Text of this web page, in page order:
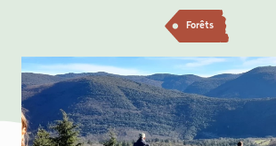
Le
Parc
peut
vous
Forêts